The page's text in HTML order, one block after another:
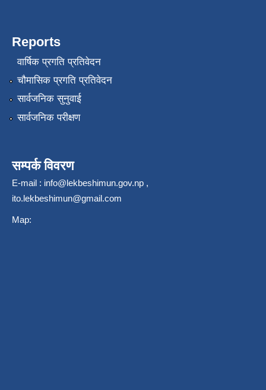
Reports
वार्षिक प्रगति प्रतिवेदन
चौमासिक प्रगति प्रतिवेदन
सार्वजनिक सुनुवाई
सार्वजनिक परीक्षण
सम्पर्क विवरण
E-mail : info@lekbeshimun.gov.np ,
ito.lekbeshimun@gmail.com
Map: